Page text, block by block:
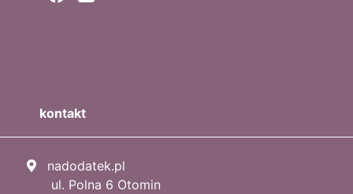
kontakt
nadodatek.pl
ul. Polna 6 Otomin